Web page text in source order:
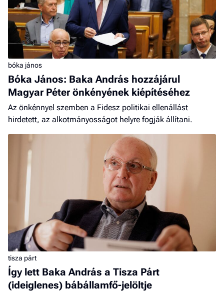
bóka jános
Bóka János: Baka András hozzájárul
Magyar Péter önkényének kiépítéséhez
Az önkénnyel szemben a Fidesz politikai ellenállást
hirdetett, az alkotmányosságot helyre fogják állítani.
tisza párt
Így lett Baka András a Tisza Párt
(ideiglenes) bábállamfő-jelöltje